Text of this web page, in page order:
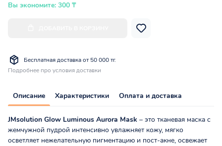
Вы экономите: 300 ₸
Бесплатная доставка от 50 000 тг.
Подробнее про условия доставки
Описание Характеристики Оплата и доставка
JMsolution Glow Luminous Aurora Mask – это тканевая маска с
жемчужной пудрой интенсивно увлажняет кожу, мягко
осветляет нежелательную пигментацию и пост-акне, освежает